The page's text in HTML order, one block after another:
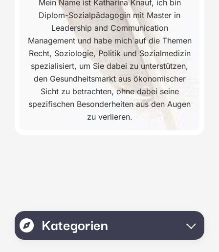
Mein Name ist Katharina Knauf, ich bin
Diplom-Sozialpädagogin mit Master in
Leadership and Communication
Management und habe mich auf die Themen
Recht, Soziologie, Politik und Sozialmedizin
spezialisiert, um Sie dabei zu unterstützen,
den Gesundheitsmarkt aus ökonomischer
Sicht zu betrachten, ohne dabei seine
spezifischen Besonderheiten aus den Augen
zu verlieren.
Kategorien